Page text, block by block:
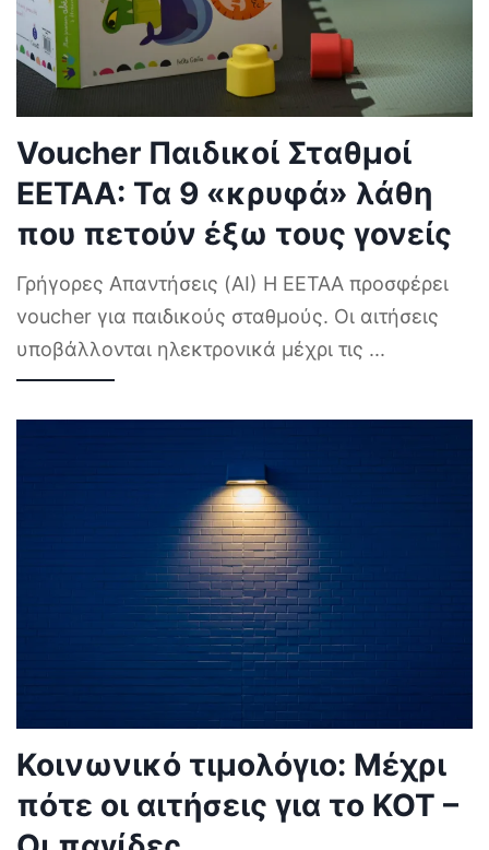
Voucher Παιδικοί Σταθμοί
ΕΕΤΑΑ: Τα 9 «κρυφά» λάθη
που πετούν έξω τους γονείς
Γρήγορες Απαντήσεις (AI) Η ΕΕΤΑΑ προσφέρει
voucher για παιδικούς σταθμούς. Οι αιτήσεις
υποβάλλονται ηλεκτρονικά μέχρι τις ...
Κοινωνικό τιμολόγιο: Μέχρι
πότε οι αιτήσεις για το ΚΟΤ –